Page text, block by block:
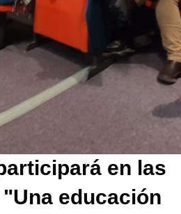
en las
educación